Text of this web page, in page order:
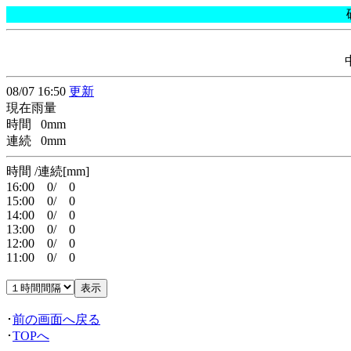
08/07 16:50 更新
現在雨量
時間 0mm
連続 0mm
時間 /連続[mm]
16:00 0/ 0
15:00 0/ 0
14:00 0/ 0
13:00 0/ 0
12:00 0/ 0
11:00 0/ 0
･前の画面へ戻る
･TOPへ